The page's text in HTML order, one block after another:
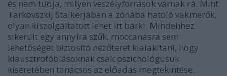
és nem tudja, milyen veszélyforrások várnak rá. Mint
Tarkovszkij Stalkerjában a zónába hatoló vakmerők,
olyan kiszolgáltatott lehet itt bárki. Mindehhez
sikerült egy annyira szűk, moccanásra sem
lehetőséget biztosító nézőteret kialakítani, hogy
klausztrofóbiásoknak csak pszichológusuk
kíséretében tanácsos az előadás megtekintése.